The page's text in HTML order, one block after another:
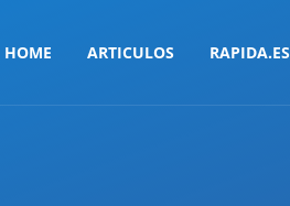
HOME ARTICULOS RAPIDA.ES